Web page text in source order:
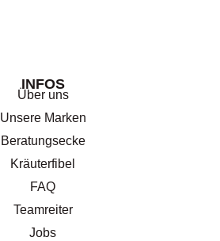
INFOS
Über uns
Unsere Marken
Beratungsecke
Kräuterfibel
FAQ
Teamreiter
Jobs